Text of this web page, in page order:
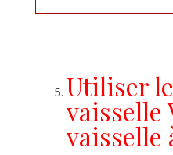
Utiliser
vaisselle
vaisselle